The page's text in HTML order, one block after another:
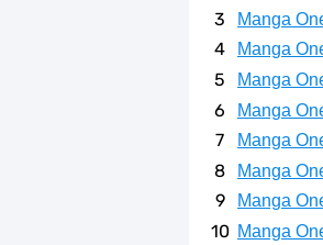
7 Fakta
7 Kapal
Cara
Manga
Manga
Manga
Manga
Manga
Manga
Manga
Manga